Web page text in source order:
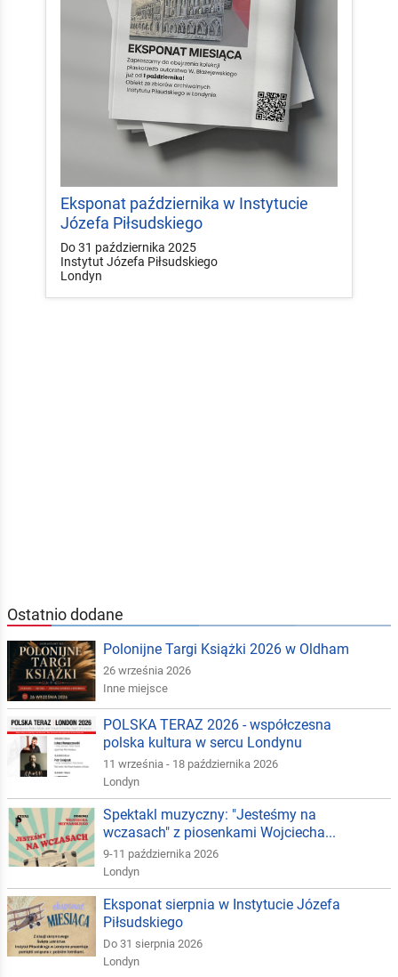
Eksponat października w Instytucie
Józefa Piłsudskiego
Do 31 października 2025
Instytut Józefa Piłsudskiego
Londyn
Ostatnio dodane
Polonijne Targi Książki 2026 w Oldham
26 września 2026
Inne miejsce
POLSKA TERAZ 2026 - współczesna
polska kultura w sercu Londynu
11 września - 18 października 2026
Londyn
Spektakl muzyczny: "Jesteśmy na
wczasach" z piosenkami Wojciecha...
9-11 października 2026
Londyn
Eksponat sierpnia w Instytucie Józefa
Piłsudskiego
Do 31 sierpnia 2026
Londyn